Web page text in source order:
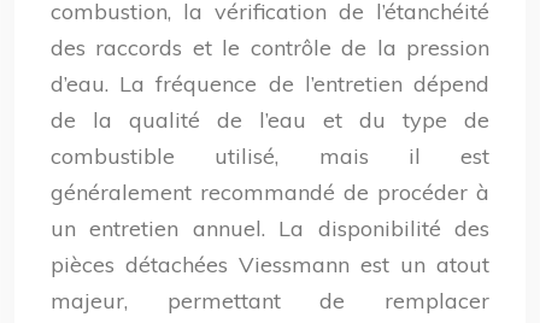
combustion, la vérification de l’étanchéité
des raccords et le contrôle de la pression
d’eau. La fréquence de l’entretien dépend
de la qualité de l’eau et du type de
combustible utilisé, mais il est
généralement recommandé de procéder à
un entretien annuel. La disponibilité des
pièces détachées Viessmann est un atout
majeur, permettant de remplacer